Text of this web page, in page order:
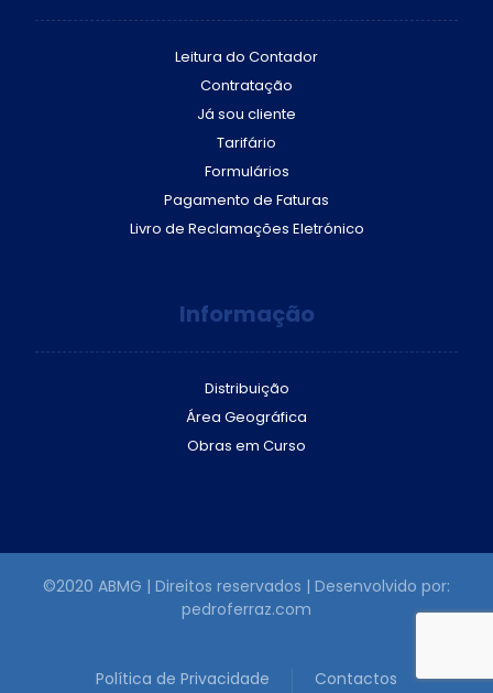
Leitura do Contador
Contratação
Já sou cliente
Tarifário
Formulários
Pagamento de Faturas
Livro de Reclamações Eletrónico
Informação
Distribuição
Área Geográfica
Obras em Curso
©2020 ABMG | Direitos reservados | Desenvolvido por:
pedroferraz.com
Contactos
Política de Privacidade